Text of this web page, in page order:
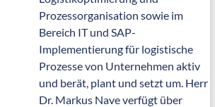
Prozessorganisation sowie im
Bereich IT und SAP-
Implementierung für logistische
Prozesse von Unternehmen aktiv
und berät, plant und setzt um. Herr
Dr. Markus Nave verfügt über